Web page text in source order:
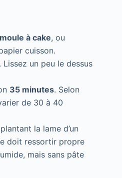
moule à cake, ou
cuisson.
un peu le dessus
35 minutes. Selon
de 30 à 40
la lame d’un
doit ressortir propre
mais sans pâte